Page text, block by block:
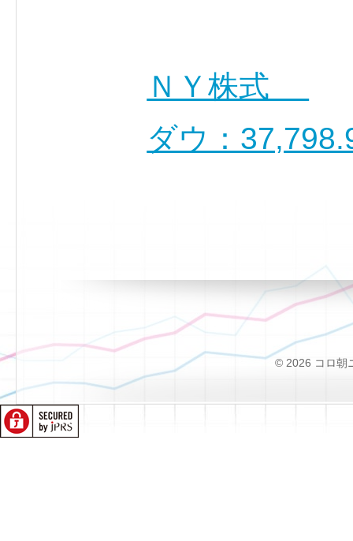
ＮＹ株式
ダウ：
© 2026 コロ朝